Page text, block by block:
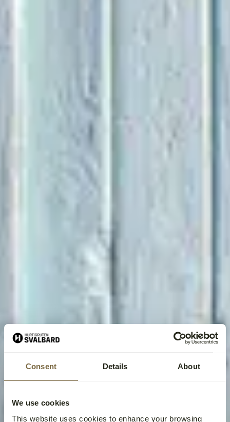
Consent Details About
We use cookies
This website uses cookies to enhance your browsing